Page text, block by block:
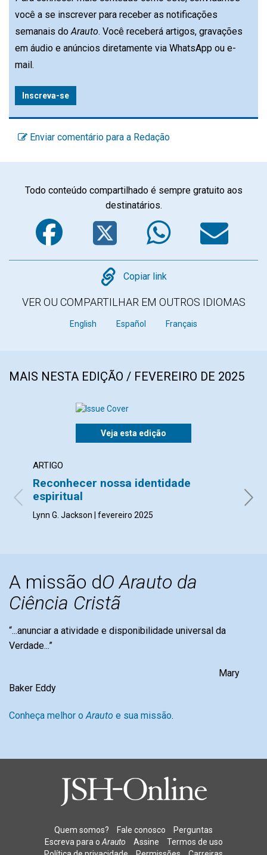
você a se inscrever para receber as notificações
semanais doArauto. Você receberá artigos, gravações
em áudio e anúncios diretamente via WhatsApp ou e-
mail.
Inscreva-se
Enviar comentário para a Redação
Todo conteúdo compartilhado é sempre gratuito aos
destinatários.
Facebook
Twitter
Copy
Copiar link
VER OU COMPARTILHAR EM OUTROS IDIOMAS
English Español Français
MAIS NESTA EDIÇÃO / FEVEREIRO DE 2025
Veja esta edição
ARTIGO
Reconhecer nossa identidade
espiritual
Lynn G. Jackson | fevereiro 2025
Deb
A missão dO Arauto da
Ciência Cristã
“...anunciar a atividade e disponibilidade universal da
Verdade...”
Mary
Baker Eddy
Conheça melhor o Arauto e sua missão.
Quem somos? Fale conosco
Perguntas
Escreva para oArauto Assine
Termos de uso